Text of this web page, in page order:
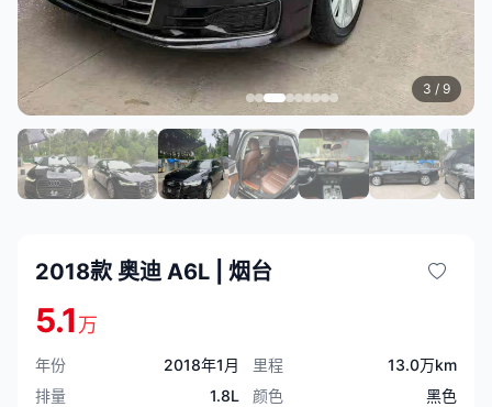
3 / 9
2018款 奥迪 A6L | 烟台
5.1万
年份 2018年1月 里程
13.0万km
排量
1.8L 颜色
黑色